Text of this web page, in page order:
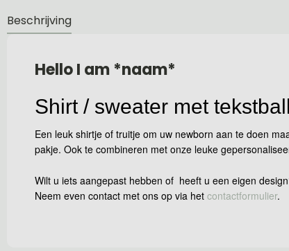
Beschrijving
Hello I am *naam*
Shirt / sweater met
Een leuk shirtje of truitje om uw newborn aan te doen
pakje. Ook te combineren met onze leuke
Wilt u iets aangepast hebben of heeft u een eigen
Neem even contact met ons op via het contactformulier.